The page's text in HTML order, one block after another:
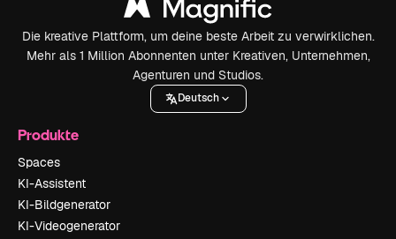
Die kreative Plattform, um deine beste Arbeit zu verwirklichen.
Mehr als 1 Million Abonnenten unter Kreativen, Unternehmen,
Agenturen und Studios.
Deutsch
Produkte
Spaces
KI-Assistent
KI-Bildgenerator
KI-Videogenerator